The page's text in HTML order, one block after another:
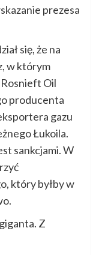
prezesa
się, że na
w którym
Oil
producenta
gazu
Łukoila.
sankcjami. W
który byłby w
Z